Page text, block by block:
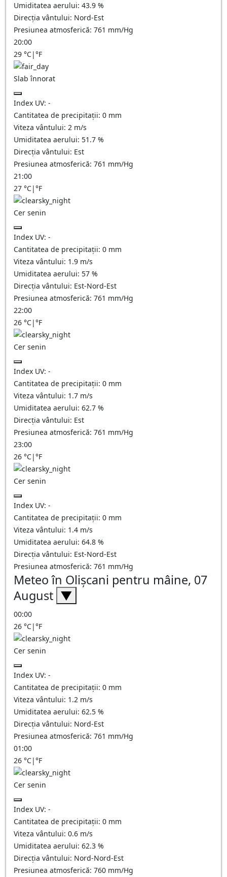
Umiditatea aerului: 43.9 %
Direcția vântului: Nord-Est
Presiunea atmosferică: 761 mm/Hg
20:00
29 °C|°F
Slab înnorat
Index UV: -
Cantitatea de precipitații: 0 mm
Viteza vântului: 2 m/s
Umiditatea aerului: 51.7 %
Direcția vântului: Est
Presiunea atmosferică: 761 mm/Hg
21:00
27 °C|°F
Cer senin
Index UV: -
Cantitatea de precipitații: 0 mm
Viteza vântului: 1.9 m/s
Umiditatea aerului: 57 %
Direcția vântului: Est-Nord-Est
Presiunea atmosferică: 761 mm/Hg
22:00
26 °C|°F
Cer senin
Index UV: -
Cantitatea de precipitații: 0 mm
Viteza vântului: 1.7 m/s
Umiditatea aerului: 62.7 %
Direcția vântului: Est
Presiunea atmosferică: 761 mm/Hg
23:00
26 °C|°F
Cer senin
Index UV: -
Cantitatea de precipitații: 0 mm
Viteza vântului: 1.4 m/s
Umiditatea aerului: 64.8 %
Direcția vântului: Est-Nord-Est
Presiunea atmosferică: 761 mm/Hg
Meteo în Olişcani pentru mâine, 07
August ▼
00:00
26 °C|°F
Cer senin
Index UV: -
Cantitatea de precipitații: 0 mm
Viteza vântului: 1.2 m/s
Umiditatea aerului: 62.5 %
Direcția vântului: Nord-Est
Presiunea atmosferică: 761 mm/Hg
01:00
26 °C|°F
Cer senin
Index UV: -
Cantitatea de precipitații: 0 mm
Viteza vântului: 0.6 m/s
Umiditatea aerului: 62.3 %
Direcția vântului: Nord-Nord-Est
Presiunea atmosferică: 760 mm/Hg